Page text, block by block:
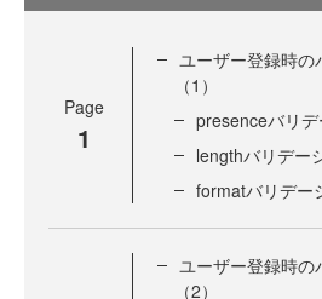
Page
1
ユーザー登録時の
（1）
presenceバリ
lengthバリデー
formatバリデー
ユーザー登録時の
（2）